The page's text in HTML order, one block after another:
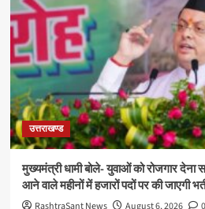
उत्तराखण्ड
मुख्यमंत्री धामी बोले- युवाओं को रोजगार देना
आने वाले महीनों में हजारों पदों पर की जाएगी